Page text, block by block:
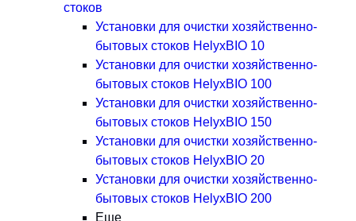
стоков
Установки для очистки хозяйственно-
бытовых стоков HelyxBIO 10
Установки для очистки хозяйственно-
бытовых стоков HelyxBIO 100
Установки для очистки хозяйственно-
бытовых стоков HelyxBIO 150
Установки для очистки хозяйственно-
бытовых стоков HelyxBIO 20
Установки для очистки хозяйственно-
бытовых стоков HelyxBIO 200
Еще